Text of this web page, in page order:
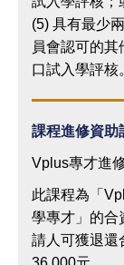
(5) 具有最少
員會認可的
口試入學評核
課程進修資助
Vplus專才進
此課程為「
學專才」的合
請人可獲退還